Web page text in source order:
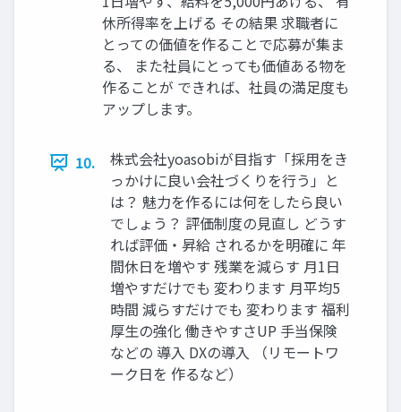
休所得率を上げる その結果 求職者に
とっての価値を作ることで応募が集ま
る、 また社員にとっても価値ある物を
作ることが できれば、社員の満⾜度も
アップします。
10.
株式会社yoasobiが⽬指す「採⽤をき
っかけに良い会社づくりを⾏う」と
は？ 魅⼒を作るには何をしたら良い
でしょう？ 評価制度の⾒直し どうす
れば評価‧昇給 されるかを明確に 年
間休⽇を増やす 残業を減らす ⽉1⽇
増やすだけでも 変わります ⽉平均5
時間 減らすだけでも 変わります 福利
厚⽣の強化 働きやすさUP ⼿当保険
などの 導⼊ DXの導⼊ （リモートワ
ーク⽇を 作るなど）